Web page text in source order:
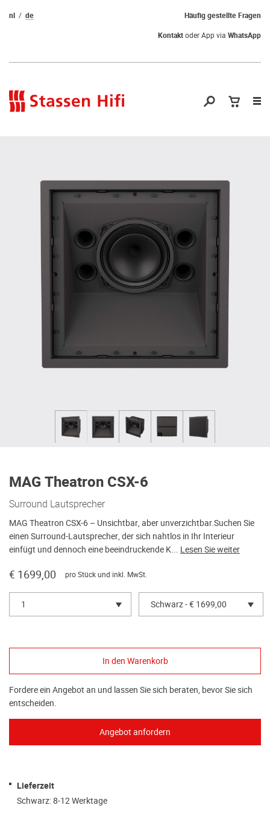
Häufig gestellte Fragen
nl
de
Kontaktoder App via WhatsApp
MAG Theatron CSX-6
Surround Lautsprecher
MAG Theatron CSX-6 – Unsichtbar, aber unverzichtbar.Suchen Sie
einen Surround-Lautsprecher, der sich nahtlos in Ihr Interieur
einfügt und dennoch eine beeindruckende K... Lesen Sie weiter
€ 1699,00 pro Stück und inkl. MwSt.
1 Schwarz - € 1699,00
Fordere ein Angebot an und lassen Sie sich beraten, bevor Sie sich
entscheiden.
Lieferzeit
Schwarz: 8-12 Werktage